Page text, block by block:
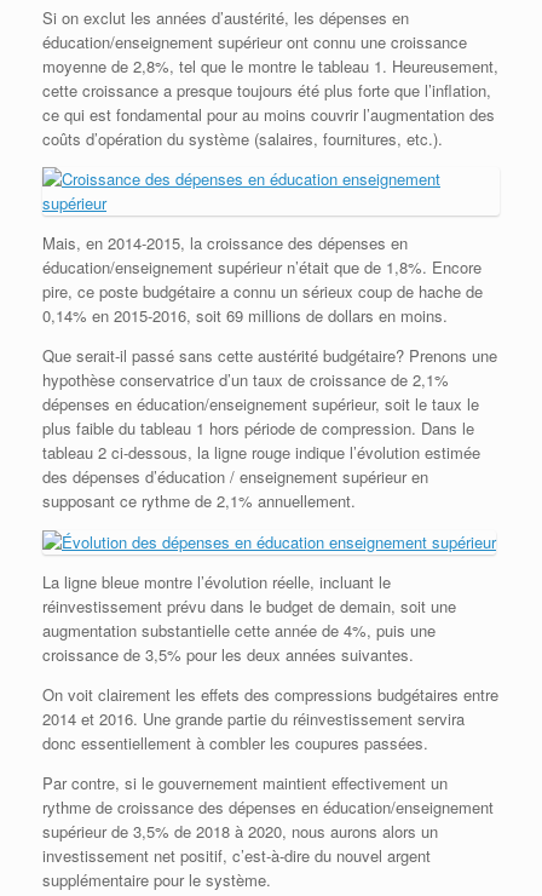
Si on exclut les années d’austérité, les dépenses en
éducation/enseignement supérieur ont connu une croissance
moyenne de 2,8%, tel que le montre le tableau 1. Heureusement,
cette croissance a presque toujours été plus forte que l’inflation,
ce qui est fondamental pour au moins couvrir l’augmentation des
coûts d’opération du système (salaires, fournitures, etc.).
Mais, en 2014-2015, la croissance des dépenses en
éducation/enseignement supérieur n’était que de 1,8%. Encore
pire, ce poste budgétaire a connu un sérieux coup de hache de
0,14% en 2015-2016, soit 69 millions de dollars en moins.
Que serait-il passé sans cette austérité budgétaire? Prenons une
hypothèse conservatrice d’un taux de croissance de 2,1%
dépenses en éducation/enseignement supérieur, soit le taux le
plus faible du tableau 1 hors période de compression. Dans le
tableau 2 ci-dessous, la ligne rouge indique l’évolution estimée
des dépenses d’éducation / enseignement supérieur en
supposant ce rythme de 2,1% annuellement.
La ligne bleue montre l’évolution réelle, incluant le
réinvestissement prévu dans le budget de demain, soit une
augmentation substantielle cette année de 4%, puis une
croissance de 3,5% pour les deux années suivantes.
On voit clairement les effets des compressions budgétaires entre
2014 et 2016. Une grande partie du réinvestissement servira
donc essentiellement à combler les coupures passées.
Par contre, si le gouvernement maintient effectivement un
rythme de croissance des dépenses en éducation/enseignement
supérieur de 3,5% de 2018 à 2020, nous aurons alors un
investissement net positif, c’est-à-dire du nouvel argent
supplémentaire pour le système.